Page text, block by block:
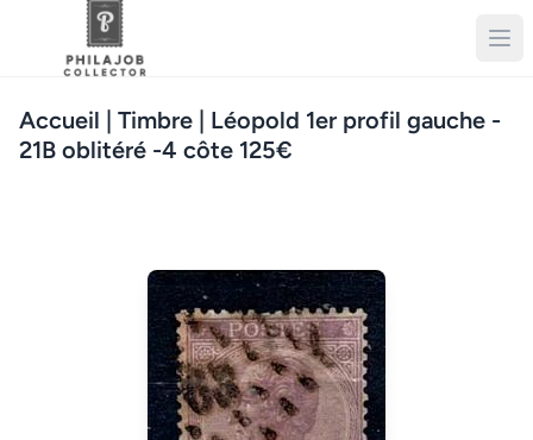
Accueil | Timbre | Léopold 1er profil gauche -
21B oblitéré -4 côte 125€